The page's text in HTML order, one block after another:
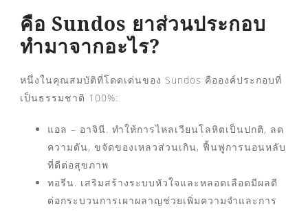
คือ Sundos ยาส่วนประกอบ
ทำมาจากอะไร?
หนึ่งในคุณสมบัติที่โดดเด่นของ Sundos คือองค์ประกอบที่
เป็นธรรมชาติ 100%:
แอล – อาจินี. ทำให้การไหลเวียนโลหิตเป็นปกติ, ลด
ความดัน, ขจัดของเหลวส่วนเกิน, ฟื้นฟูการนอนหลับ
ที่ดีต่อสุขภาพ
ทอรีน. เสริมสร้างระบบหัวใจและหลอดเลือดมีผลดี
ต่อกระบวนการเผาผลาญช่วยเพิ่มความจำและการ